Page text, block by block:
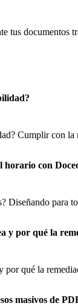
tus documentos
Cumplir con
horario con
Diseñando para
y por qué la
por qué la
masivos de